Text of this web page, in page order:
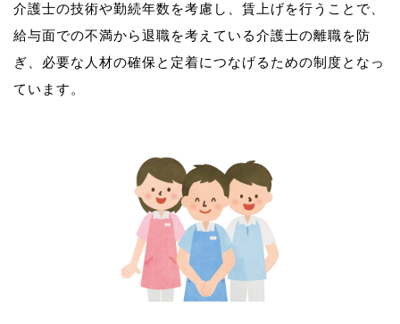
介護士の技術や勤続年数を考慮し、賃上げを行うことで、
給与面での不満から退職を考えている介護士の離職を防
ぎ、必要な人材の確保と定着につなげるための制度となっ
ています。